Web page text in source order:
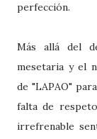
perfección.
Más allá del
mesetaria y el
de "LAPAO"
falta de
irrefrenable